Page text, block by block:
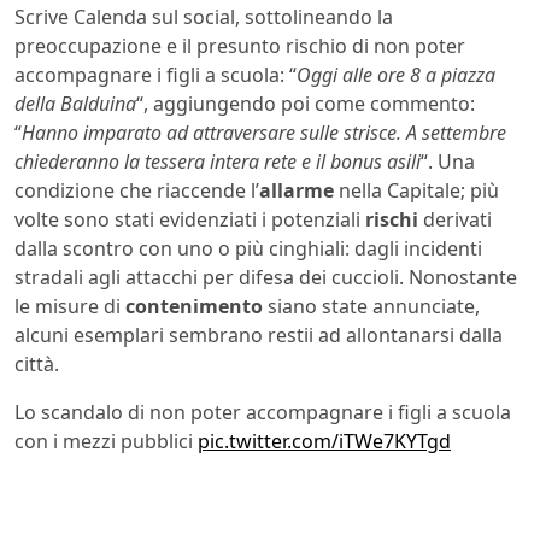
Scrive Calenda sul social, sottolineando la
preoccupazione e il presunto rischio di non poter
accompagnare i figli a scuola: “Oggi alle ore 8 a piazza
della Balduina“, aggiungendo poi come commento:
“Hanno imparato ad attraversare sulle strisce. A settembre
chiederanno la tessera intera rete e il bonus asili“. Una
condizione che riaccende l’allarme nella Capitale; più
volte sono stati evidenziati i potenziali rischi derivati
dalla scontro con uno o più cinghiali: dagli incidenti
stradali agli attacchi per difesa dei cuccioli. Nonostante
le misure di contenimentosiano state annunciate,
alcuni esemplari sembrano restii ad allontanarsi dalla
città.
Lo scandalo di non poter accompagnare i figli a scuola
con i mezzi pubblici pic.twitter.com/iTWe7KYTgd